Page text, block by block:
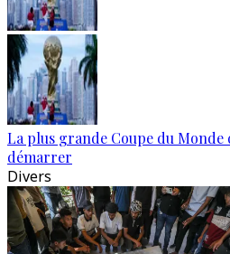
La plus grande Coupe du Monde
démarrer
Divers